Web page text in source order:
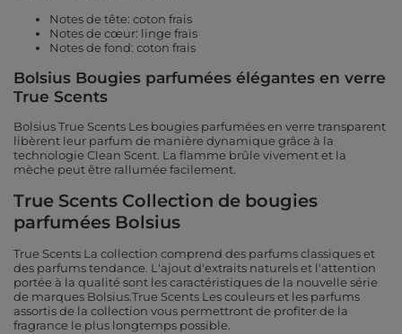
Notes de tête: coton frais
Notes de cœur: linge frais
Notes de fond: coton frais
Bolsius Bougies parfumées élégantes en verre
True Scents
Bolsius True Scents Les bougies parfumées en verre transparent
libèrent leur parfum de manière dynamique grâce à la
technologie Clean Scent. La flamme brûle vivement et la
mèche peut être rallumée facilement.
True Scents Collection de bougies
parfumées Bolsius
True Scents La collection comprend des parfums classiques et
des parfums tendance. L'ajout d'extraits naturels et l'attention
portée à la qualité sont les caractéristiques de la nouvelle série
de marques Bolsius.True Scents Les couleurs et les parfums
assortis de la collection vous permettront de profiter de la
fragrance le plus longtemps possible.